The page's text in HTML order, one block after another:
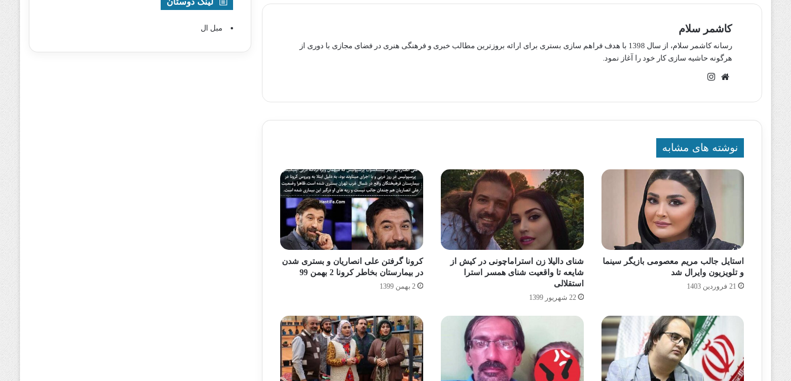
کاشمر سلام
رسانه کاشمر سلام، از سال 1398 با هدف فراهم سازی بستری برای ارائه بروزترین مطالب خبری و فرهنگی هنری در فضای مجازی با دوری از
هرگونه حاشیه سازی کار خود را آغاز نمود.
وبسایت
نوشته های مشابه
استایل جالب مریم معصومی بازیگر سینما
و تلویزیون وایرال شد
21 فروردین 1403
شنای دالیلا زن استراماچونی در کیش از
شایعه تا واقعیت شنای همسر استرا
استقلالی
22 شهریور 1399
کرونا گرفتن علی انصاریان و بستری شدن
در بیمارستان بخاطر کرونا 2 بهمن 99
2 بهمن 1399
مبل ال